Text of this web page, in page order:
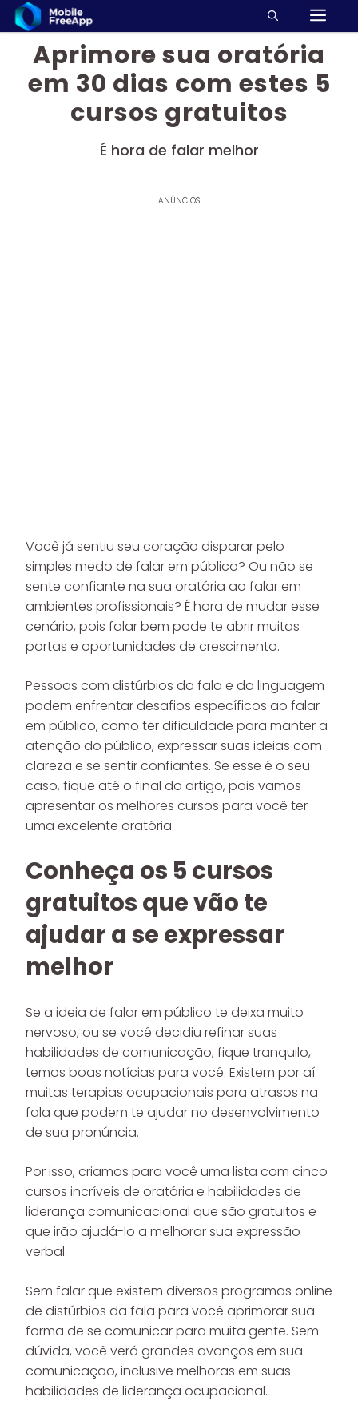
Pular
para
conteúdoAprimore sua oratória
em 30 dias com estes 5
cursos gratuitos
É hora de falar melhor
ANÚNCIOS
Você já sentiu seu coração disparar pelo
simples medo de falar em público? Ou não se
sente confiante na sua oratória ao falar em
ambientes profissionais? É hora de mudar esse
cenário, pois falar bem pode te abrir muitas
portas e oportunidades de crescimento.
Pessoas com distúrbios da fala e da linguagem
podem enfrentar desafios específicos ao falar
em público, como ter dificuldade para manter a
atenção do público, expressar suas ideias com
clareza e se sentir confiantes. Se esse é o seu
caso, fique até o final do artigo, pois vamos
apresentar os melhores cursos para você ter
uma excelente oratória.
Conheça os 5 cursos
gratuitos que vão te
ajudar a se expressar
melhor
Se a ideia de falar em público te deixa muito
nervoso, ou se você decidiu refinar suas
habilidades de comunicação, fique tranquilo,
temos boas notícias para você. Existem por aí
muitas terapias ocupacionais para atrasos na
fala que podem te ajudar no desenvolvimento
de sua pronúncia.
Por isso, criamos para você uma lista com cinco
cursos incríveis de oratória e habilidades de
liderança comunicacional que são gratuitos e
que irão ajudá-lo a melhorar sua expressão
verbal.
Sem falar que existem diversos programas online
de distúrbios da fala para você aprimorar sua
forma de se comunicar para muita gente. Sem
dúvida, você verá grandes avanços em sua
comunicação, inclusive melhoras em suas
habilidades de liderança ocupacional.